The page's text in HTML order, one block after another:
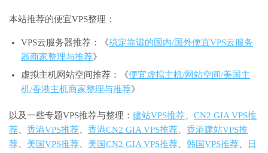
本站推荐的便宜VPS整理：
VPS云服务器推荐：《稳定靠谱的国内/国外便宜VPS云服务
器商家整理与推荐》
虚拟主机网站空间推荐：《便宜虚拟主机/网站空间/美国主
机/香港主机商家整理与推荐》
以及一些专题VPS推荐与整理： 建站VPS推荐
CN2 GIA VPS推
荐
香港VPS推荐 香港CN2 GIA VPS推荐
香港建站VPS推
荐
美国VPS推荐 美国CN2 GIA VPS推荐 韩国VPS推荐
日